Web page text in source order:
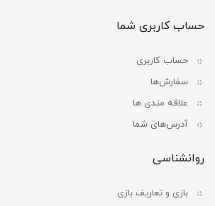
حساب کاربری شما
حساب کاربری
سفارش‌ها
علاقه مندی ها
آدرس‌های شما
روانشناسی
بازی و تعاریف بازی